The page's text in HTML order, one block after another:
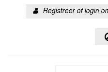
Registreer of login